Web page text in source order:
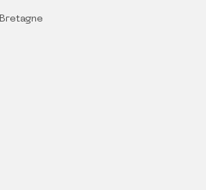
Bretagne